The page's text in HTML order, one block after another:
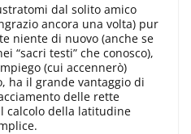
dal solito amico
ancora una volta) pur
niente di nuovo (anche se
“sacri testi” che conosco),
(cui accennerò)
ha il grande vantaggio di
delle rette
calcolo della latitudine